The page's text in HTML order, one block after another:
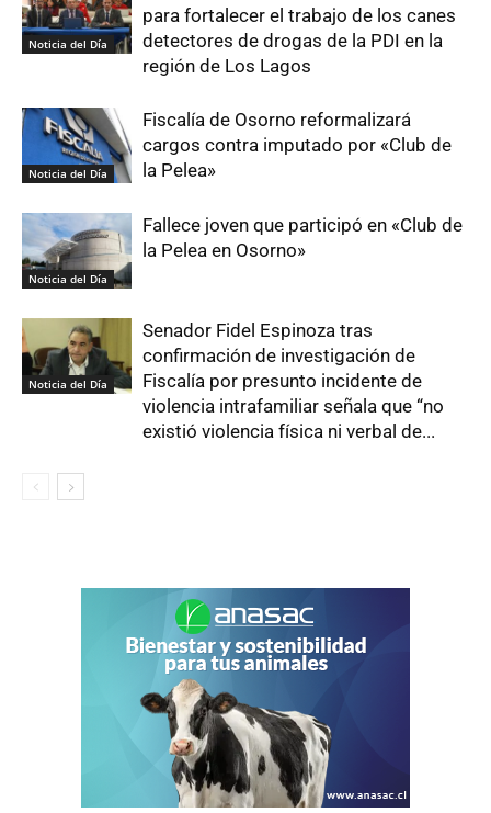
Noticia del Día
para fortalecer el trabajo de los canes
detectores de drogas de la PDI en la
región de Los Lagos
Noticia del Día
Fiscalía de Osorno reformalizará
cargos contra imputado por «Club de
la Pelea»
Noticia del Día
Fallece joven que participó en «Club de
la Pelea en Osorno»
Noticia del Día
Senador Fidel Espinoza tras
confirmación de investigación de
Fiscalía por presunto incidente de
violencia intrafamiliar señala que “no
existió violencia física ni verbal de...